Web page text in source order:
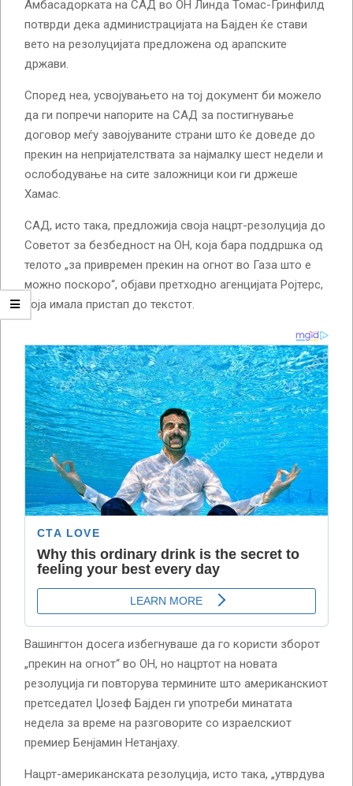
Амбасадорката на САД во ОН Линда Томас-Гринфилд
потврди дека администрацијата на Бајден ќе стави
вето на резолуцијата предложена од арапските
држави.
Според неа, усвојувањето на тој документ би можело
да ги попречи напорите на САД за постигнување
договор меѓу завојуваните страни што ќе доведе до
прекин на непријателствата за најмалку шест недели и
ослободување на сите заложници кои ги држеше
Хамас.
САД, исто така, предложија своја нацрт-резолуција до
Советот за безбедност на ОН, која бара поддршка од
телото „за привремен прекин на огнот во Газа што е
можно поскоро“, објави претходно агенцијата Ројтерс,
која имала пристап до текстот.
Вашингтон досега избегнуваше да го користи зборот
„прекин на огнот“ во ОН, но нацртот на новата
резолуција ги повторува термините што американскиот
претседател Џозеф Бајден ги употреби минатата
недела за време на разговорите со израелскиот
премиер Бенјамин Нетанјаху.
Нацрт-американската резолуција, исто така, „утврдува